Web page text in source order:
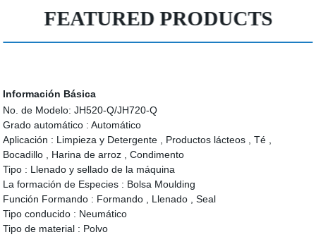
FEATURED PRODUCTS
Información Básica
No. de Modelo: JH520-Q/JH720-Q
Grado automático : Automático
Aplicación : Limpieza y Detergente , Productos lácteos , Té ,
Bocadillo , Harina de arroz , Condimento
Tipo : Llenado y sellado de la máquina
La formación de Especies : Bolsa Moulding
Función Formando : Formando , Llenado , Seal
Tipo conducido : Neumático
Tipo de material : Polvo